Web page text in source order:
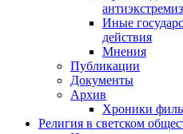
Иные
действия
Мнения
Публикации
Документы
Архив
Хроники
Религия в светском